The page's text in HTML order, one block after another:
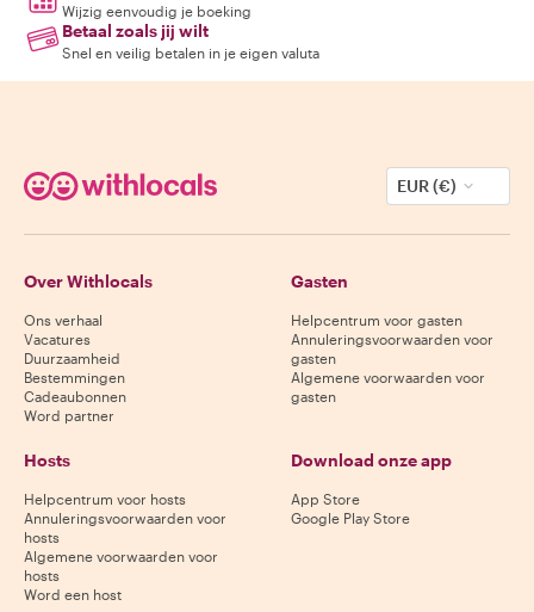
Wijzig eenvoudig je boeking
Betaal zoals jij wilt
Snel en veilig betalen in je eigen valuta
EUR (€)
Over Withlocals
Ons verhaal
Vacatures
Duurzaamheid
Bestemmingen
Cadeaubonnen
Word partner
Gasten
Helpcentrum voor gasten
Annuleringsvoorwaarden voor
gasten
Algemene voorwaarden voor
gasten
Hosts
Helpcentrum voor hosts
Annuleringsvoorwaarden voor
hosts
Algemene voorwaarden voor
hosts
Word een host
Download onze app
App Store
Google Play Store